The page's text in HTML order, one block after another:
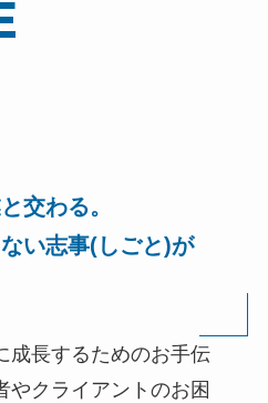
交わる。
い志事(しごと)が
成長するためのお手伝
やクライアントのお困